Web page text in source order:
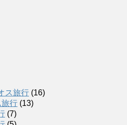
ス旅行 (16)
行 (13)
(7)